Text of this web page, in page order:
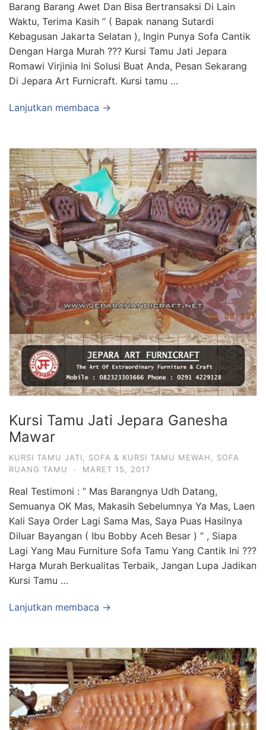
Barang Barang Awet Dan Bisa Bertransaksi Di Lain
Waktu, Terima Kasih ” ( Bapak nanang Sutardi
Kebagusan Jakarta Selatan ), Ingin Punya Sofa Cantik
Dengan Harga Murah ??? Kursi Tamu Jati Jepara
Romawi Virjinia Ini Solusi Buat Anda, Pesan Sekarang
Di Jepara Art Furnicraft. Kursi tamu …
Lanjutkan membaca →
Kursi Tamu Jati Jepara Ganesha
Mawar
KURSI TAMU JATI SOFA & KURSI TAMU MEWAH
SOFA
RUANG TAMU
· MARET 15, 2017
Real Testimoni : ” Mas Barangnya Udh Datang,
Semuanya OK Mas, Makasih Sebelumnya Ya Mas, Laen
Kali Saya Order Lagi Sama Mas, Saya Puas Hasilnya
Diluar Bayangan ( Ibu Bobby Aceh Besar ) ” , Siapa
Lagi Yang Mau Furniture Sofa Tamu Yang Cantik Ini ???
Harga Murah Berkualitas Terbaik, Jangan Lupa Jadikan
Kursi Tamu …
Lanjutkan membaca →